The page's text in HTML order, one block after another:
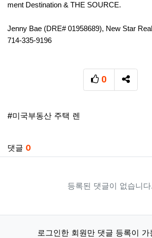
ment Destination & THE SOURCE.
Jenny Bae (DRE# 01958689), New Star
714-335-9196
0
추천
SNS
태그
#미국부동산 주택 렌
댓글 0
등록된 댓글이 없습니다.
로그인한 회원만 댓글 등록이 가